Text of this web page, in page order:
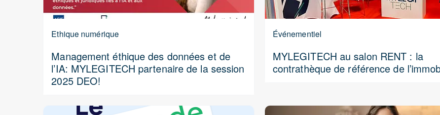
Ethique numérique
Management éthique des données et de
l’IA: MYLEGITECH partenaire de la session
2025 DEO!
Événementiel
MYLEGITECH au salon RENT : la
contrathèque de référence de